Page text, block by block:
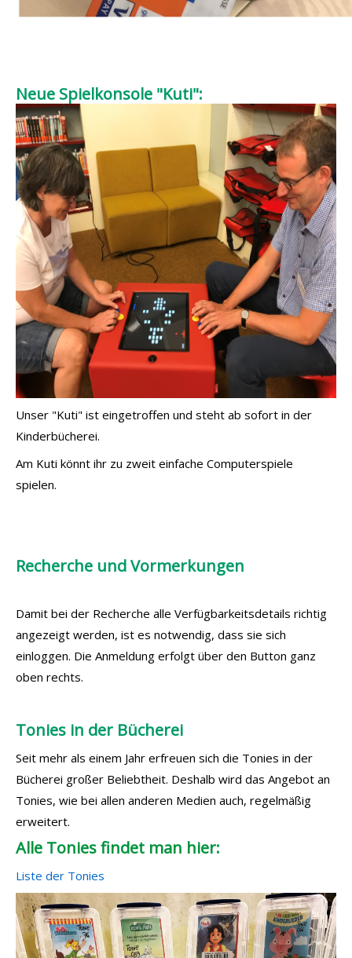
Neue Spielkonsole "Kuti":
Unser "Kuti" ist eingetroffen und steht ab sofort in der
Kinderbücherei.
Am Kuti könnt ihr zu zweit einfache Computerspiele
spielen.
Recherche und Vormerkungen
Damit bei der Recherche alle Verfügbarkeitsdetails richtig
angezeigt werden, ist es notwendig, dass sie sich
einloggen. Die Anmeldung erfolgt über den Button ganz
oben rechts.
Tonies in der Bücherei
Seit mehr als einem Jahr erfreuen sich die Tonies in der
Bücherei großer Beliebtheit. Deshalb wird das Angebot an
Tonies, wie bei allen anderen Medien auch, regelmäßig
erweitert.
Alle Tonies findet man hier:
Liste der Tonies